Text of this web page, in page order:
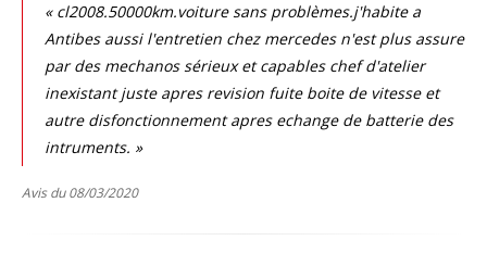
« cl2008.50000km.voiture sans problèmes.j'habite a
Antibes aussi l'entretien chez mercedes n'est plus assure
par des mechanos sérieux et capables chef d'atelier
inexistant juste apres revision fuite boite de vitesse et
autre disfonctionnement apres echange de batterie des
intruments. »
Avis du 08/03/2020